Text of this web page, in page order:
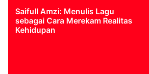
Saifull Amzi: Menulis Lagu
sebagai Cara Merekam Realitas
Kehidupan